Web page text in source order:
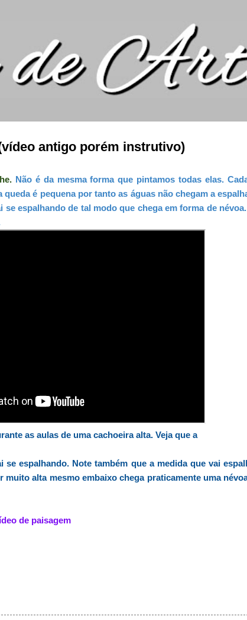
antigo porém instrutivo)
Não é da mesma forma que pintamos todas elas.
é pequena por tanto as águas não chegam a
se espalhando de tal modo que chega em forma de
as aulas de uma cachoeira alta. Veja que a
se espalhando. Note também que a medida que vai
muito alta mesmo embaixo chega praticamente uma
de paisagem